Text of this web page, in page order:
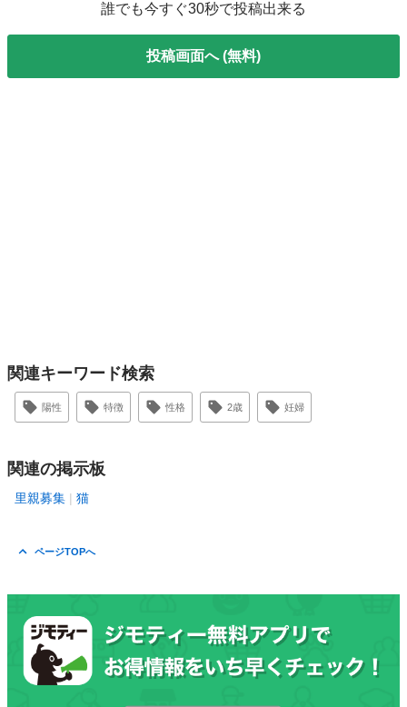
誰でも今すぐ30秒で投稿出来る
投稿画面へ (無料)
関連キーワード検索
陽性 特徴 性格 2歳 妊婦
関連の掲示板
里親募集 猫
ページTOPへ